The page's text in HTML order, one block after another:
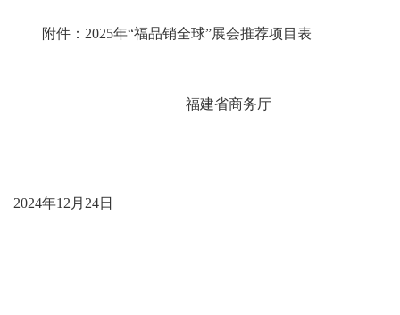
附件：2025年“福品销全球”展会推荐项目表
福建省商务厅
2024年12月 24日